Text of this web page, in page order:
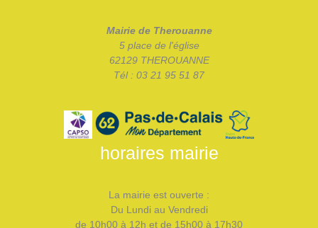
Mairie de Therouanne
5 place de l'église
62129 THEROUANNE
Tél : 03 21 95 51 87
horaires mairie
La mairie est ouverte :
Du Lundi au Vendredi
de 10h00 à 12h et de 15h00 à 17h30